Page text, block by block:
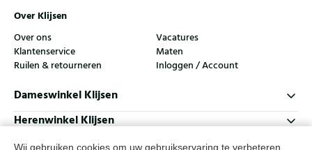
Wij gebruiken cookies om uw gebruikservaring te verbeteren.
Over Klijsen
Over ons
Vacatures
Klantenservice
Maten
Ruilen & retourneren
Inloggen / Account
Dameswinkel Klijsen
Herenwinkel Klijsen
Klantenservice